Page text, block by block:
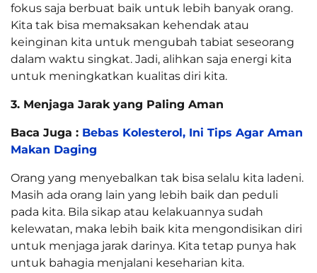
fokus saja berbuat baik untuk lebih banyak orang.
Kita tak bisa memaksakan kehendak atau
keinginan kita untuk mengubah tabiat seseorang
dalam waktu singkat. Jadi, alihkan saja energi kita
untuk meningkatkan kualitas diri kita.
3. Menjaga Jarak yang Paling Aman
Baca Juga : Bebas Kolesterol, Ini Tips Agar Aman
Makan Daging
Orang yang menyebalkan tak bisa selalu kita ladeni.
Masih ada orang lain yang lebih baik dan peduli
pada kita. Bila sikap atau kelakuannya sudah
kelewatan, maka lebih baik kita mengondisikan diri
untuk menjaga jarak darinya. Kita tetap punya hak
untuk bahagia menjalani keseharian kita.